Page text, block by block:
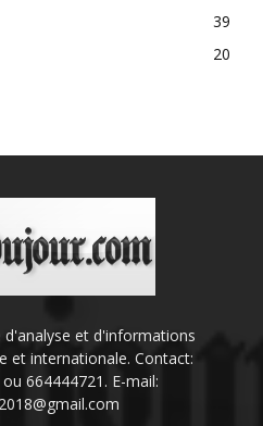
39
20
et d'informations
et internationale. Contact:
664444721. E-mail: